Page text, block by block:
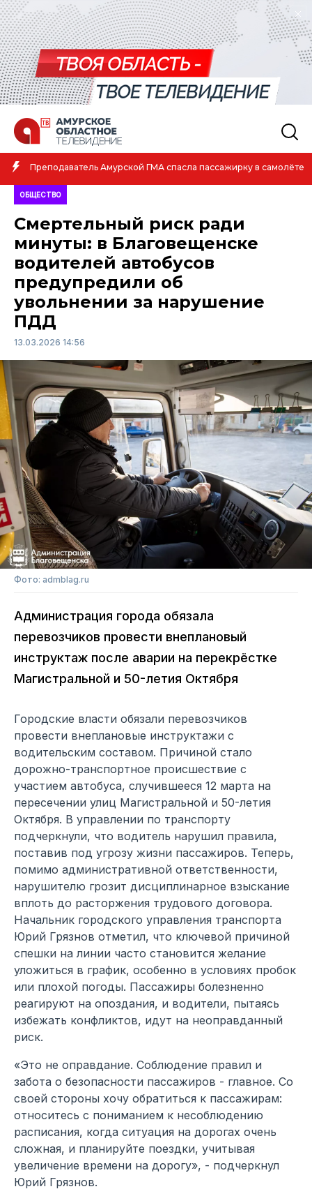
Амурская спортсменка выиграла первенство России
ОБЩЕСТВО
Смертельный риск ради
минуты: в Благовещенске
водителей автобусов
предупредили об
увольнении за нарушение
ПДД
13.03.2026 14:56
Фото: admblag.ru
Администрация города обязала
перевозчиков провести внеплановый
инструктаж после аварии на перекрёстке
Магистральной и 50-летия Октября
Городские власти обязали перевозчиков
провести внеплановые инструктажи с
водительским составом. Причиной стало
дорожно-транспортное происшествие с
участием автобуса, случившееся 12 марта на
пересечении улиц Магистральной и 50-летия
Октября. В управлении по транспорту
подчеркнули, что водитель нарушил правила,
поставив под угрозу жизни пассажиров. Теперь,
помимо административной ответственности,
нарушителю грозит дисциплинарное взыскание
вплоть до расторжения трудового договора.
Начальник городского управления транспорта
Юрий Грязнов отметил, что ключевой причиной
спешки на линии часто становится желание
уложиться в график, особенно в условиях пробок
или плохой погоды. Пассажиры болезненно
реагируют на опоздания, и водители, пытаясь
избежать конфликтов, идут на неоправданный
риск.
«Это не оправдание. Соблюдение правил и
забота о безопасности пассажиров - главное. Со
своей стороны хочу обратиться к пассажирам:
относитесь с пониманием к несоблюдению
расписания, когда ситуация на дорогах очень
сложная, и планируйте поездки, учитывая
увеличение времени на дорогу», - подчеркнул
Юрий Грязнов.